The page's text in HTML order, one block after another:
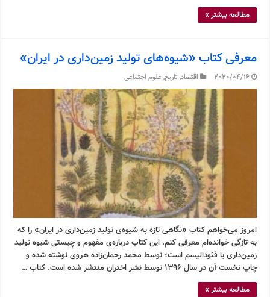
مطالعه بیشتر »
معرفی کتاب «شیوه‌های تولید زمین‌داری در ایران»
2020/04/16 اقتصاد, تاریخ,علوم اجتماعی
امروز می‌خواهم کتاب «نگاهی تازه به شیوه‌ی تولید زمین‌داری در ایران» را که
به تازگی خوانده‌ام معرفی کنم. این کتاب درباره‌ی مفهوم و چیستی شیوه تولید
زمین‌داری یا فئودالیسم است؛ توسط محمد رحمان‌زاده هروی نوشته شده و
چاپ نخست آن در سال ۱۳۹۶ توسط نشر اختران منتشر شده است. کتاب …
مطالعه بیشتر »